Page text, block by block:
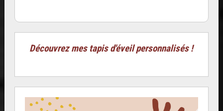
Découvrez mes tapis d'éveil personnalisés !